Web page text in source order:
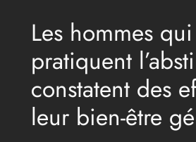
Les hommes qui
pratiquent
constatent des
leur bien-être